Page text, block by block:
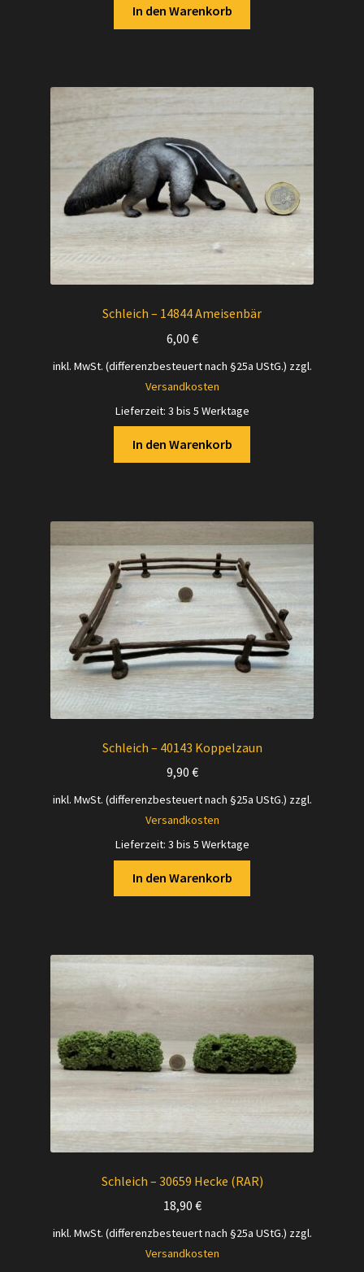
In den Warenkorb
Schleich – 14844 Ameisenbär
6,00 €
inkl. MwSt. (differenzbesteuert nach §25a UStG.) zzgl.
Versandkosten
Lieferzeit: 3 bis 5 Werktage
In den Warenkorb
Schleich – 40143 Koppelzaun
9,90 €
inkl. MwSt. (differenzbesteuert nach §25a UStG.) zzgl.
Versandkosten
Lieferzeit: 3 bis 5 Werktage
In den Warenkorb
Schleich – 30659 Hecke (RAR)
18,90 €
inkl. MwSt. (differenzbesteuert nach §25a UStG.) zzgl.
Versandkosten